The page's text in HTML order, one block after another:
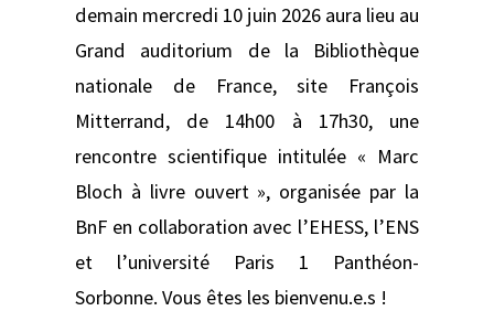
demain mercredi 10 juin 2026 aura lieu au
Grand auditorium de la Bibliothèque
nationale de France, site François
Mitterrand, de 14h00 à 17h30, une
rencontre scientifique intitulée « Marc
Bloch à livre ouvert », organisée par la
BnF en collaboration avec l’EHESS, l’ENS
et l’université Paris 1 Panthéon-
Sorbonne. Vous êtes les bienvenu.e.s !